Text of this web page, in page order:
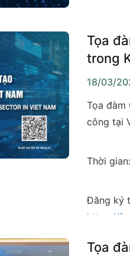
Tọa
trong
18/03/
Tọa đàm
công tại
Thời
Đăng ký
https://
Tọa